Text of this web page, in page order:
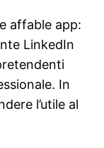
affable app:
LinkedIn
In
l’utile al